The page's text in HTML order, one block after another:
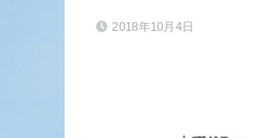
2018年10月4日